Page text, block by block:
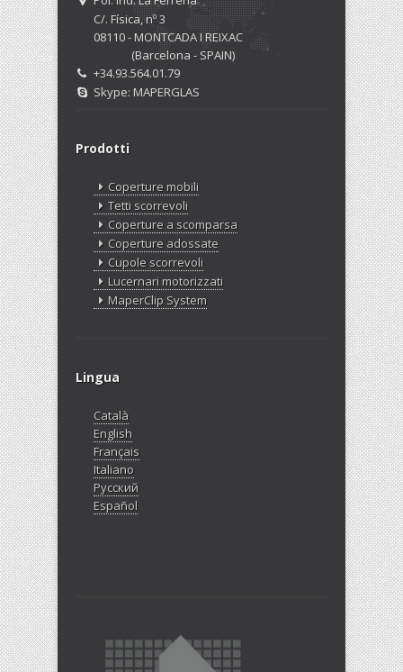
C/. Física, nº 3
08110 - MONTCADA I REIXAC
(Barcelona - SPAIN)
+34.93.564.01.79
Skype: MAPERGLAS
Prodotti
Coperture mobili
Tetti scorrevoli
Coperture a scomparsa
Coperture adossate
Cupole scorrevoli
Lucernari motorizzati
MaperClip System
Lingua
Català
English
Français
Italiano
Русский
Español